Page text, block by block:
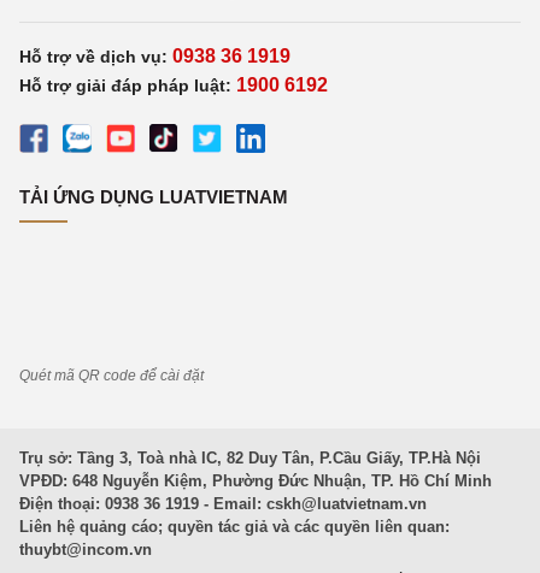
Hỗ trợ về dịch vụ: 0938 36 1919
Hỗ trợ giải đáp pháp luật: 1900 6192
TẢI ỨNG DỤNG LUATVIETNAM
Quét mã QR code để cài đặt
Trụ sở: Tầng 3, Toà nhà IC, 82 Duy Tân, P.Cầu Giấy, TP.Hà Nội
VPĐD: 648 Nguyễn Kiệm, Phường Đức Nhuận, TP. Hồ Chí Minh
Điện thoại: 0938 36 1919 - Email: cskh@luatvietnam.vn
Liên hệ quảng cáo; quyền tác giả và các quyền liên quan:
thuybt@incom.vn